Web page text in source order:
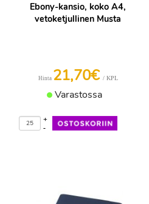
Ebony-kansio, koko A4,
vetoketjullinen Musta
Hinta 21,70€ / KPL
Varastossa
-
+